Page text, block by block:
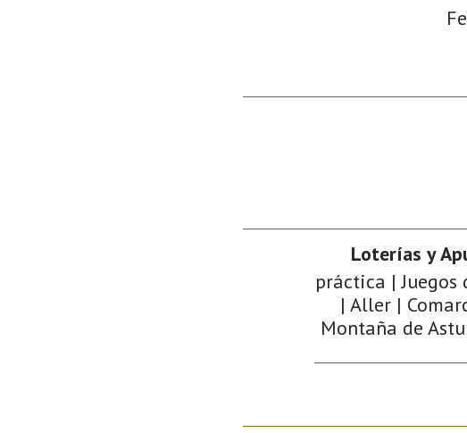
Loterías y
práctica | Juegos
| Aller |
Montaña de